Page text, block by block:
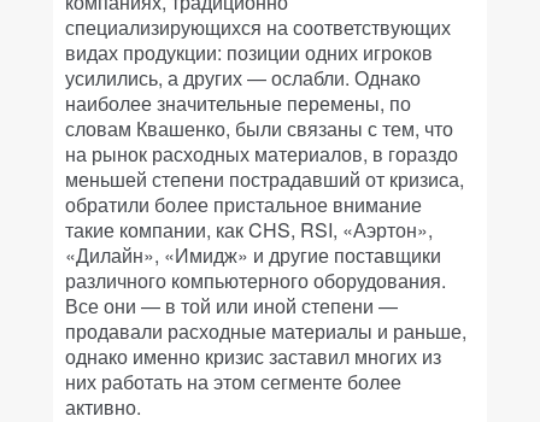
специализирующихся на соответствующих
видах продукции: позиции одних игроков
усилились, а других — ослабли. Однако
наиболее значительные перемены, по
словам Квашенко, были связаны с тем, что
на рынок расходных материалов, в гораздо
меньшей степени пострадавший от кризиса,
обратили более пристальное внимание
такие компании, как CHS, RSI, «Аэртон»,
«Дилайн», «Имидж» и другие поставщики
различного компьютерного оборудования.
Все они — в той или иной степени —
продавали расходные материалы и раньше,
однако именно кризис заставил многих из
них работать на этом сегменте более
активно.